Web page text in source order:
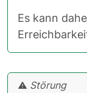
Es kann
Störung